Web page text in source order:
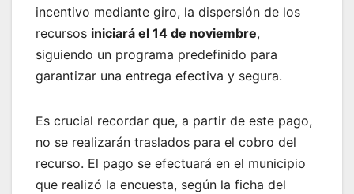
incentivo mediante giro, la dispersión de los
recursos iniciará el 14 de noviembre,
siguiendo un programa predefinido para
garantizar una entrega efectiva y segura.
Es crucial recordar que, a partir de este pago,
no se realizarán traslados para el cobro del
recurso. El pago se efectuará en el municipio
que realizó la encuesta, según la ficha del